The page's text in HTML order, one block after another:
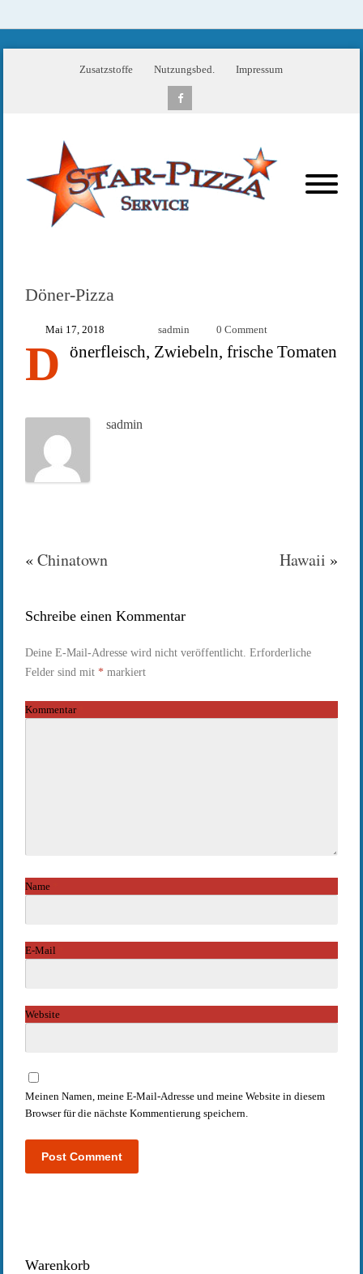
Zusatzstoffe Nutzungsbed. Impressum
Döner-Pizza
Mai 17, 2018 sadmin 0 Comment
D önerfleisch, Zwiebeln, frische Tomaten
sadmin
«Chinatown Hawaii »
Schreibe einen Kommentar
Deine E-Mail-Adresse wird nicht veröffentlicht. Erforderliche
Felder sind mit *markiert
Kommentar
Name
E-Mail
Website
Meinen Namen, meine E-Mail-Adresse und meine Website in diesem
Browser für die nächste Kommentierung speichern.
Warenkorb